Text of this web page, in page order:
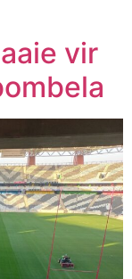
vir